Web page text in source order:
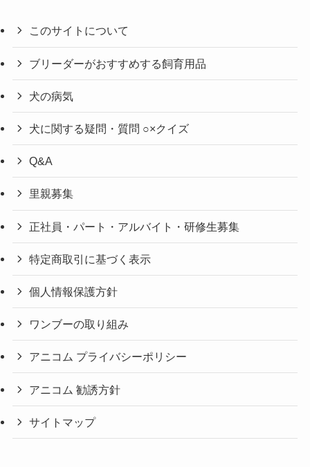
このサイトについて
ブリーダーがおすすめする飼育用品
犬の病気
犬に関する疑問・質問 ○×クイズ
Q&A
里親募集
正社員・パート・アルバイト・研修生募集
特定商取引に基づく表示
個人情報保護方針
ワンブーの取り組み
アニコム プライバシーポリシー
アニコム 勧誘方針
サイトマップ